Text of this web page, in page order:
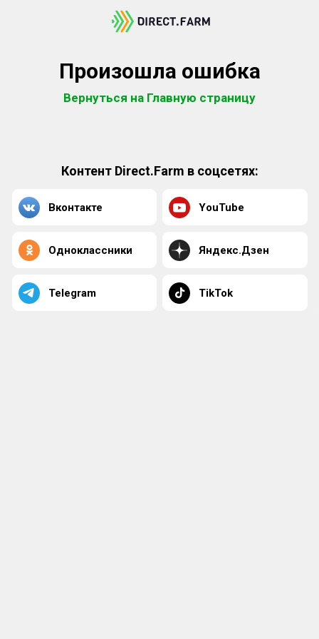
Произошла ошибка
Вернуться на Главную страницу
Контент Direct.Farm в соцсетях:
Вконтакте YouTube
Одноклассники Яндекс.Дзен
Telegram TikTok